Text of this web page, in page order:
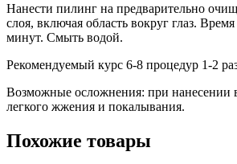
Нанести пилинг на предварительно
слоя, включая область вокруг глаз.
минут. Смыть водой.
Рекомендуемый курс 6-8 процедур 1-2
Возможные осложнения: при
легкого жжения и покалывания.
Похожие товары